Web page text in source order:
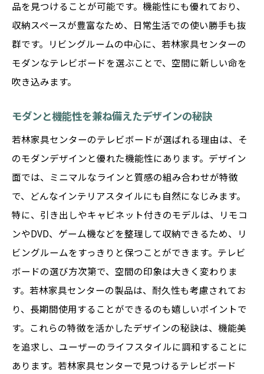
品を見つけることが可能です。機能性にも優れており、
収納スペースが豊富なため、日常生活での使い勝手も抜
群です。リビングルームの中心に、若林家具センターの
モダンなテレビボードを選ぶことで、空間に新しい命を
吹き込みます。
モダンと機能性を兼ね備えたデザインの秘訣
若林家具センターのテレビボードが選ばれる理由は、そ
のモダンデザインと優れた機能性にあります。デザイン
面では、ミニマルなラインと質感の組み合わせが特徴
で、どんなインテリアスタイルにも自然になじみます。
特に、引き出しやキャビネット付きのモデルは、リモコ
ンやDVD、ゲーム機などを整理して収納できるため、リ
ビングルームをすっきりと保つことができます。テレビ
ボードの選び方次第で、空間の印象は大きく変わりま
す。若林家具センターの製品は、耐久性も考慮されてお
り、長期間使用することができるのも嬉しいポイントで
す。これらの特徴を活かしたデザインの秘訣は、機能美
を追求し、ユーザーのライフスタイルに調和することに
あります。若林家具センターで見つけるテレビボード